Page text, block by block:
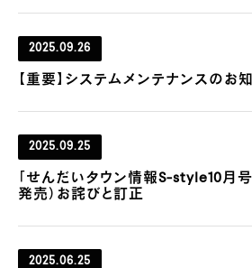
2025.09.26
【重要】システムメンテナンスのお
2025.09.25
「せんだいタウン情報S-style10月号
発売）お詫びと訂正
2025.06.25